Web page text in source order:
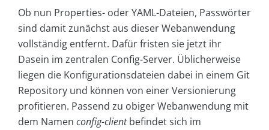
Ob nun Properties- oder YAML-Dateien, Passwörter
sind damit zunächst aus dieser Webanwendung
vollständig entfernt. Dafür fristen sie jetzt ihr
Dasein im zentralen Config-Server. Üblicherweise
liegen die Konfigurationsdateien dabei in einem Git
Repository und können von einer Versionierung
profitieren. Passend zu obiger Webanwendung mit
dem Namen config-clientbefindet sich im